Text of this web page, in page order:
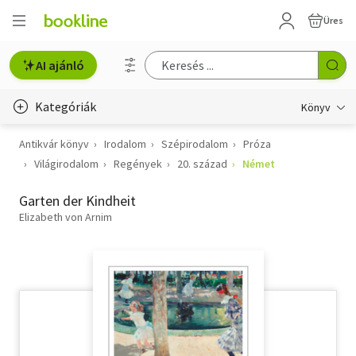
Üres
AI ajánló
Kategóriák Könyv
Életmód, egészség
Gyermek- és ifjúsági
Antikvár könyv Irodalom Szépirodalom
Próza
Világirodalom
Regények 20. század Német
Garten der Kindheit
Elizabeth von Arnim